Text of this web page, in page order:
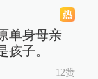
单身母亲
子。
12赞